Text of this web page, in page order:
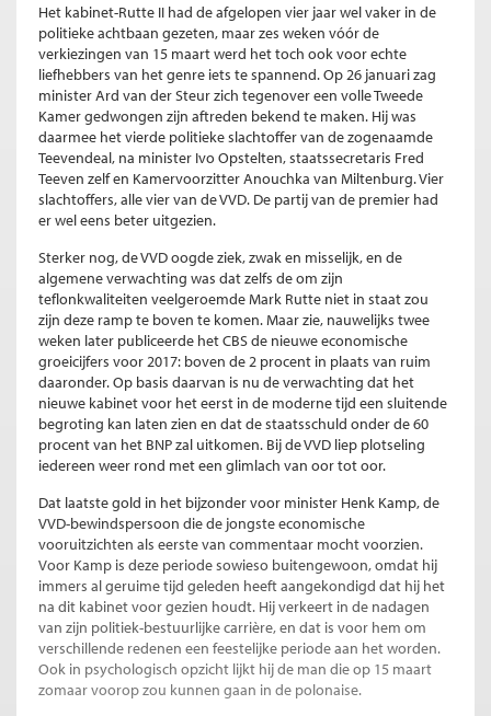
Het kabinet-Rutte II had de afgelopen vier jaar wel vaker in de
politieke achtbaan gezeten, maar zes weken vóór de
verkiezingen van 15 maart werd het toch ook voor echte
liefhebbers van het genre iets te spannend. Op 26 januari zag
minister Ard van der Steur zich tegenover een volle Tweede
Kamer gedwongen zijn aftreden bekend te maken. Hij was
daarmee het vierde politieke slachtoffer van de zogenaamde
Teevendeal, na minister Ivo Opstelten, staatssecretaris Fred
Teeven zelf en Kamervoorzitter Anouchka van Miltenburg. Vier
slachtoffers, alle vier van de VVD. De partij van de premier had
er wel eens beter uitgezien.
Sterker nog, de VVD oogde ziek, zwak en misselijk, en de
algemene verwachting was dat zelfs de om zijn
teflonkwaliteiten veelgeroemde Mark Rutte niet in staat zou
zijn deze ramp te boven te komen. Maar zie, nauwelijks twee
weken later publiceerde het CBS de nieuwe economische
groeicijfers voor 2017: boven de 2 procent in plaats van ruim
daaronder. Op basis daarvan is nu de verwachting dat het
nieuwe kabinet voor het eerst in de moderne tijd een sluitende
begroting kan laten zien en dat de staatsschuld onder de 60
procent van het BNP zal uitkomen. Bij de VVD liep plotseling
iedereen weer rond met een glimlach van oor tot oor.
Dat laatste gold in het bijzonder voor minister Henk Kamp, de
VVD-bewindspersoon die de jongste economische
vooruitzichten als eerste van commentaar mocht voorzien.
Voor Kamp is deze periode sowieso buitengewoon, omdat hij
immers al geruime tijd geleden heeft aangekondigd dat hij het
na dit kabinet voor gezien houdt. Hij verkeert in de nadagen
van zijn politiek-bestuurlijke carrière, en dat is voor hem om
verschillende redenen een feestelijke periode aan het worden.
Ook in psychologisch opzicht lijkt hij de man die op 15 maart
zomaar voorop zou kunnen gaan in de polonaise.